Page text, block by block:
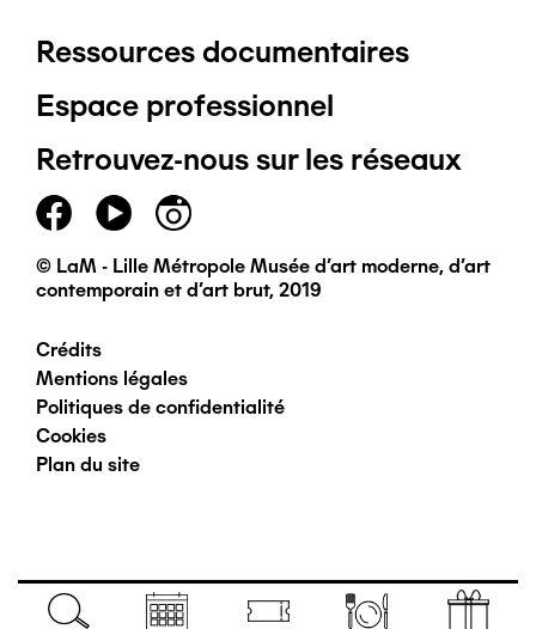
Navigation
Pied
de
page
principal
Ressources documentaires
Espace professionnel
Retrouvez-nous sur les réseaux
© LaM - Lille Métropole Musée d'art moderne, d'art
contemporain et d'art brut, 2019
Pied
de
page
Crédits
Mentions légales
Politiques de confidentialité
Cookies
Plan du site